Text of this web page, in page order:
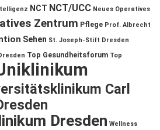
NCT NCT/UCC Neues Operatives
Zentrum Pflege Prof. Albrecht
Sehen St. Joseph-Stift Dresden
Top Gesundheitsforum Top
Carl
Dresden Wellness